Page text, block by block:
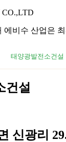
에비수 산업은
태양광발전소건설
건설
신광리